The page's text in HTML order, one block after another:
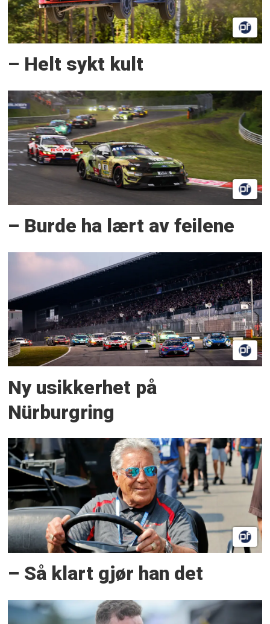
– Helt sykt kult
– Burde ha lært av feilene
Ny usikkerhet på
Nürburgring
– Så klart gjør han det